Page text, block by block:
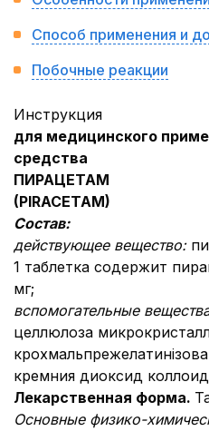
Способ применения и
Побочные реакции
Инструкция
для медицинского
средства
ПИРАЦЕТАМ
(PIRACETAM)
Состав:
действующее вещество:
1 таблетка содержит
мг;
вспомогательные
целлюлоза
кремния диоксид
Лекарственная форма.
Основные физико-